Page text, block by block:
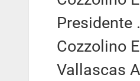
Presidente
Cozzolino
Vallascas